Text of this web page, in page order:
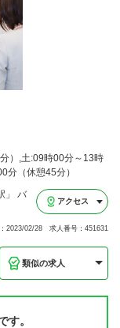
）,土:09時00分～13時
分（休憩45分）
」 バ
アクセス
2023/02/28 求人番号：451631
類似の求人
す。